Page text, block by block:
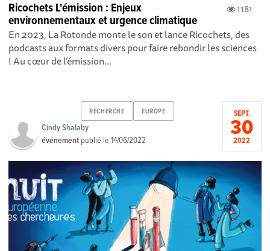
1181
Ricochets L'émission : Enjeux
environnementaux et urgence climatique
En 2023, La Rotonde monte le son et lance Ricochets, des
podcasts aux formats divers pour faire rebondir les sciences
! Au cœur de l’émission...
RECHERCHE EUROPE
Cindy Shalaby
événement publié le14/06/2022
SEPT.
30
2022